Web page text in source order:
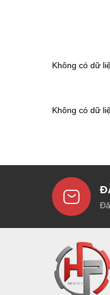
Không có dữ
Không có dữ